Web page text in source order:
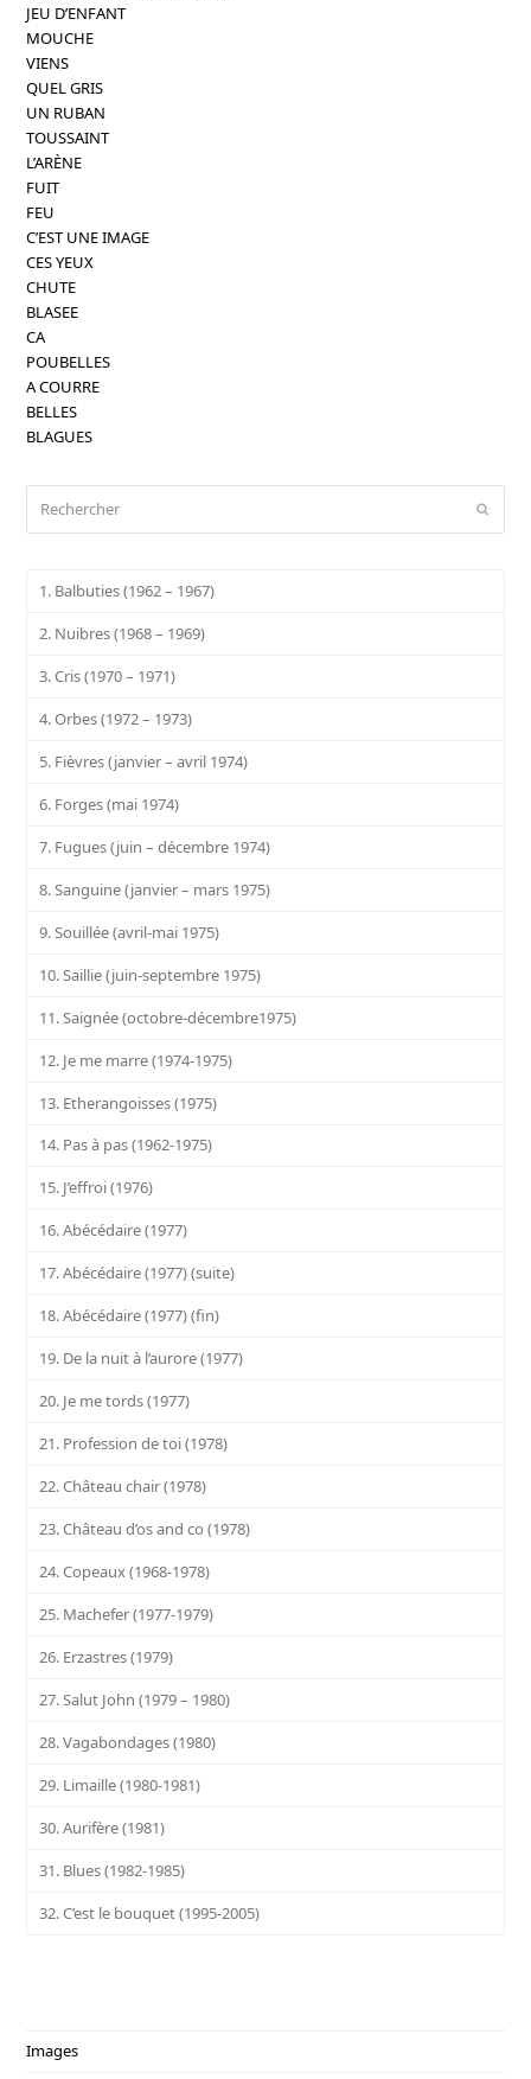
JEU D’ENFANT
MOUCHE
VIENS
QUEL GRIS
UN RUBAN
TOUSSAINT
L’ARÈNE
FUIT
FEU
C’EST UNE IMAGE
CES YEUX
CHUTE
BLASEE
CA
POUBELLES
A COURRE
BELLES
BLAGUES
1. Balbuties (1962 – 1967)
2. Nuibres (1968 – 1969)
3. Cris (1970 – 1971)
4. Orbes (1972 – 1973)
5. Fièvres (janvier – avril 1974)
6. Forges (mai 1974)
7. Fugues (juin – décembre 1974)
8. Sanguine (janvier – mars 1975)
9. Souillée (avril-mai 1975)
10. Saillie (juin-septembre 1975)
11. Saignée (octobre-décembre1975)
12. Je me marre (1974-1975)
13. Etherangoisses (1975)
14. Pas à pas (1962-1975)
15. J’effroi (1976)
16. Abécédaire (1977)
17. Abécédaire (1977) (suite)
18. Abécédaire (1977) (fin)
19. De la nuit à l’aurore (1977)
20. Je me tords (1977)
21. Profession de toi (1978)
22. Château chair (1978)
23. Château d’os and co (1978)
24. Copeaux (1968-1978)
25. Machefer (1977-1979)
26. Erzastres (1979)
27. Salut John (1979 – 1980)
28. Vagabondages (1980)
29. Limaille (1980-1981)
30. Aurifère (1981)
31. Blues (1982-1985)
32. C’est le bouquet (1995-2005)
Images